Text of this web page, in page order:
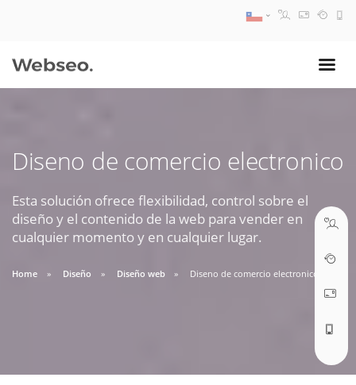
Diseno de comercio electronico
Esta solución ofrece flexibilidad, control sobre el
diseño y el contenido de la web para vender en
cualquier momento y en cualquier lugar.
Home Diseño Diseño web Diseno de comercio electronico
09:30 AM A 18:30 PM
soporte@webseo.cl
ABRIR TICKET